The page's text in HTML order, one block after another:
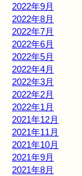
2022年9月
2022年8月
2022年7月
2022年6月
2022年5月
2022年4月
2022年3月
2022年2月
2022年1月
2021年12月
2021年11月
2021年10月
2021年9月
2021年8月